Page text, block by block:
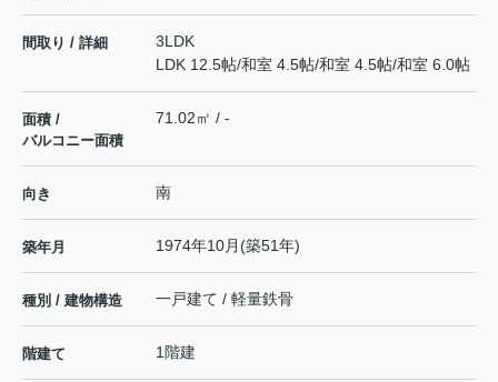
間取り / 詳細
3LDK
LDK 12.5帖/和室 4.5帖/和室 4.5帖/和室 6.0帖
面積 /
バルコニー面積
71.02㎡ / -
向き 南
築年月 1974年10月(築51年)
種別 / 建物構造 一戸建て / 軽量鉄骨
階建て 1階建